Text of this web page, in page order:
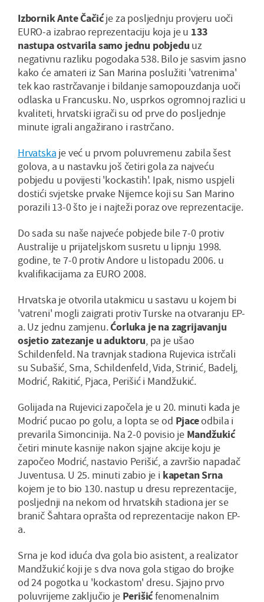
Izbornik Ante Čačićje za posljednju provjeru uoči
EURO-a izabrao reprezentaciju koja je u 133
nastupa ostvarila samo jednu pobjedu uz
negativnu razliku pogodaka 538. Bilo je sasvim jasno
kako će amateri iz San Marina poslužiti 'vatrenima'
tek kao rastrčavanje i bildanje samopouzdanja uoči
odlaska u Francusku. No, usprkos ogromnoj razlici u
kvaliteti, hrvatski igrači su od prve do posljednje
minute igrali angažirano i rastrčano.
Hrvatska je već u prvom poluvremenu zabila šest
golova, a u nastavku još četiri gola za najveću
pobjedu u povijesti 'kockastih'. Ipak, nismo uspjeli
dostići svjetske prvake Nijemce koji su San Marino
porazili 13-0 što je i najteži poraz ove reprezentacije.
Do sada su naše najveće pobjede bile 7-0 protiv
Australije u prijateljskom susretu u lipnju 1998.
godine, te 7-0 protiv Andore u listopadu 2006. u
kvalifikacijama za EURO 2008.
Hrvatska je otvorila utakmicu u sastavu u kojem bi
'vatreni' mogli zaigrati protiv Turske na otvaranju EP-
a. Uz jednu zamjenu.Ćorluka je na zagrijavanju
osjetio zatezanje u aduktoru, pa je ušao
Schildenfeld. Na travnjak stadiona Rujevica istrčali
su Subašić, Srna, Schildenfeld, Vida, Strinić, Badelj,
Modrić, Rakitić, Pjaca, Perišić i Mandžukić.
Golijada na Rujevici započela je u 20. minuti kada je
Modrić pucao po golu, a lopta se od Pjaceodbila i
prevarila Simoncinija. Na 2-0 povisio je Mandžukić
četiri minute kasnije nakon sjajne akcije koju je
započeo Modrić, nastavio Perišić, a završio napadač
Juventusa. U 25. minuti zabio je i kapetan Srna
kojem je to bio 130. nastup u dresu reprezentacije,
posljednji na nekom od hrvatskih stadiona jer se
branič Šahtara oprašta od reprezentacije nakon EP-
a.
Srna je kod iduća dva gola bio asistent, a realizator
Mandžukić koji je s dva nova gola stigao do brojke
od 24 pogotka u 'kockastom' dresu. Sjajno prvo
poluvrijeme zaključio je Perišićfenomenalnim